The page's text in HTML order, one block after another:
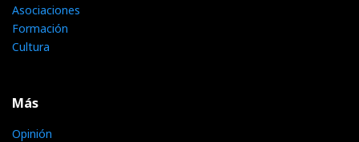
Asociaciones
Formación
Cultura
Más
Opinión